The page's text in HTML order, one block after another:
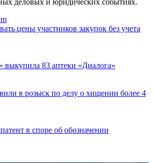
деловых и юридических событиях.
цены участников закупок без учета
выкупила 83 аптеки «Диалога»
в розыск по делу о хищении более 4
в споре об обозначении